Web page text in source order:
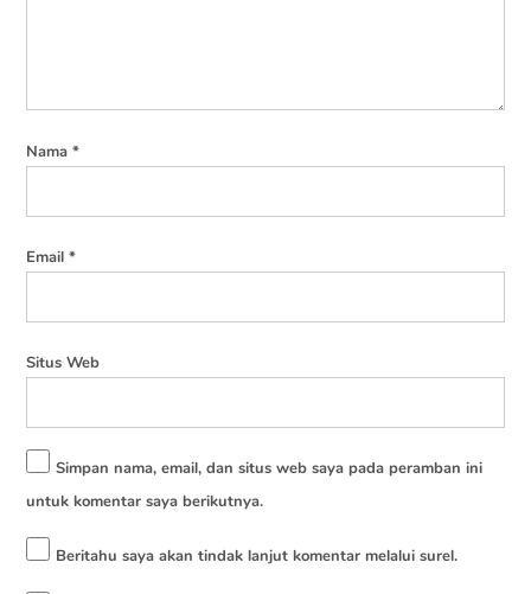
Nama*
Email*
Situs Web
Simpan nama, email, dan situs web saya pada peramban ini
untuk komentar saya berikutnya.
Beritahu saya akan tindak lanjut komentar melalui surel.